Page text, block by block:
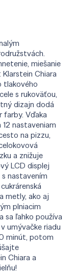
miešanie
Chiara
tlakového
s rukoväťou,
dizajn dodá
farby. Vďaka
nastaveniam
na pizzu,
a znižuje
LCD displej
nastavením
metly, ako aj
plniacim
sa ľahko používa
umývačke riadu
minút, potom
Chiara a